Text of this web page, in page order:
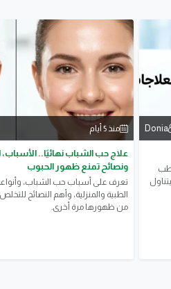
Donia منذ 5 أيام
علاج حب الشباب نهائيًا.. الأسباب،
ونصائح تمنع ظهور الحبوب
تعرف على أسباب حب الشباب،
الطبية والمنزلية، وأهم النصائح
من ظهورها مرة أخرى.